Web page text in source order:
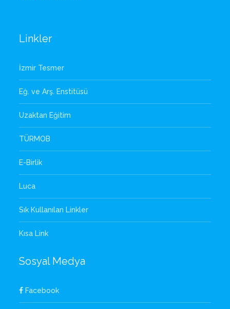
Linkler
İzmir Tesmer
Eğ. ve Arş. Enstitüsü
Uzaktan Eğitim
TÜRMOB
E-Birlik
Luca
Sık Kullanılan Linkler
Kısa Link
Sosyal Medya
Facebook